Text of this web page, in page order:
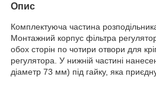
Опис
Комплектуюча частина
Монтажний корпус фільтра
обох сторін по чотири отвори для
регулятора. У нижній частині
діаметр 73 мм) під гайку, яка